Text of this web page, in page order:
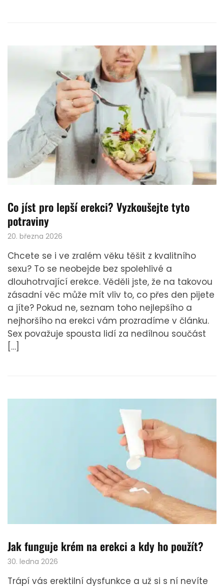
Co jíst pro lepší erekci? Vyzkoušejte tyto
potraviny
20. března 2026
Chcete se i ve zralém věku těšit z kvalitního
sexu? To se neobejde bez spolehlivé a
dlouhotrvající erekce. Věděli jste, že na takovou
zásadní věc může mít vliv to, co přes den pijete
a jíte? Pokud ne, seznam toho nejlepšího a
nejhoršího na erekci vám prozradíme v článku.
Sex považuje spousta lidí za nedílnou součást
[…]
Jak funguje krém na erekci a kdy ho použít?
30. ledna 2026
Trápí vás erektilní dysfunkce a už si s ní nevíte